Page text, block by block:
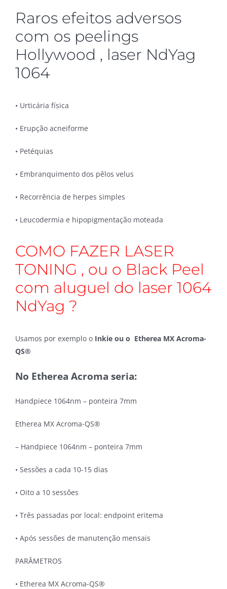
Raros efeitos adversos
com os peelings
Hollywood , laser NdYag
1064
• Urticária física
• Erupção acneiforme
• Petéquias
• Embranquimento dos pêlos velus
• Recorrência de herpes simples
• Leucodermia e hipopigmentação moteada
COMO FAZER LASER
TONING , ou o Black Peel
com aluguel do laser 1064
NdYag ?
Usamos por exemplo o Inkie ou o Etherea MX Acroma-
QS®
No Etherea Acroma seria:
Handpiece 1064nm – ponteira 7mm
Etherea MX Acroma-QS®
– Handpiece 1064nm – ponteira 7mm
• Sessões a cada 10-15 dias
• Oito a 10 sessões
• Três passadas por local: endpoint eritema
• Após sessões de manutenção mensais
PARÂMETROS
• Etherea MX Acroma-QS®